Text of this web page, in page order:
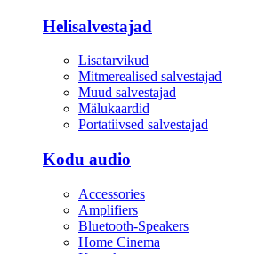
Helisalvestajad
Lisatarvikud
Mitmerealised salvestajad
Muud salvestajad
Mälukaardid
Portatiivsed salvestajad
Kodu audio
Accessories
Amplifiers
Bluetooth-Speakers
Home Cinema